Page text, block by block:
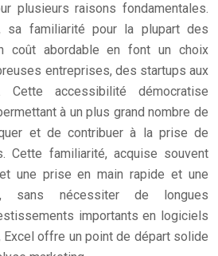
plusieurs raisons fondamentales.
sa familiarité pour la plupart des
coût abordable en font un choix
entreprises, des startups aux
Cette accessibilité démocratise
à un plus grand nombre de
et de contribuer à la prise de
Cette familiarité, acquise souvent
une prise en main rapide et une
sans nécessiter de longues
importants en logiciels
Excel offre un point de départ solide